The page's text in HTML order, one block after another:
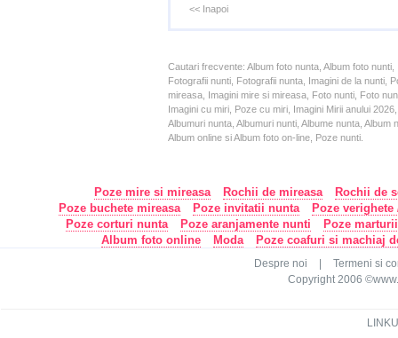
<< Inapoi
Cautari frecvente: Album foto nunta, Album foto
Fotografii nunti, Fotografii nunta, Imagini de la nunti,
mireasa, Imagini mire si mireasa, Foto nunti, Foto
Imagini cu miri, Poze cu miri, Imagini Mirii anului
Albumuri nunta, Albumuri nunti, Albume nunta,
Album online si Album foto on-line, Poze nunti.
Poze mire si mireasa Rochii de mireasa
Rochii de
Poze buchete mireasa
Poze invitatii nunta
Poze
Poze corturi nunta
Poze aranjamente nunti
Poze
Album foto online
Moda Poze coafuri si machiaj
Despre noi
Termeni si
Copyright 2006